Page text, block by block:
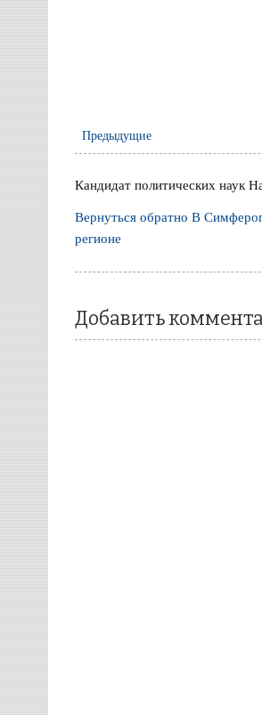
Предыдущие
Кандидат политических наук
Вернуться обратно В
регионе
Добавить